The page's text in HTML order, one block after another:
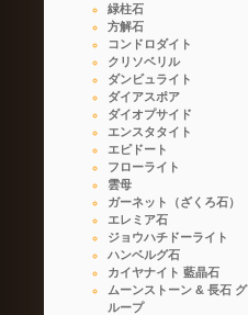
緑柱石
方解石
コンドロダイト
クリソベリル
ダンビュライト
ダイアスポア
ダイオプサイド
エンスタタイト
エピドート
フローライト
雲母
ガーネット（ざくろ石）
エレミア石
ジョウハチドーライト
ハンベルグ石
カイヤナイト 藍晶石
ムーンストーン & 長石 グ
ループ